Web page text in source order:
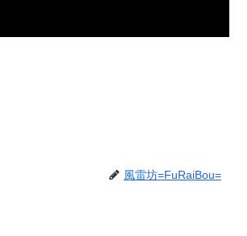
風雷坊=FuRaiBou=